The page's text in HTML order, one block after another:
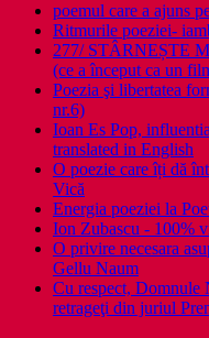
poemul care a ajuns
Ritmurile poeziei-
277/ STÂRNEȘTE
(ce a început ca un
Poezia şi libertatea
nr.6)
Ioan Es Pop,
translated in English
O poezie care îți dă
Vică
Energia poeziei la
Ion Zubascu - 100%
O privire necesara
Gellu Naum
Cu respect, Domnule
retrageţi din juriul